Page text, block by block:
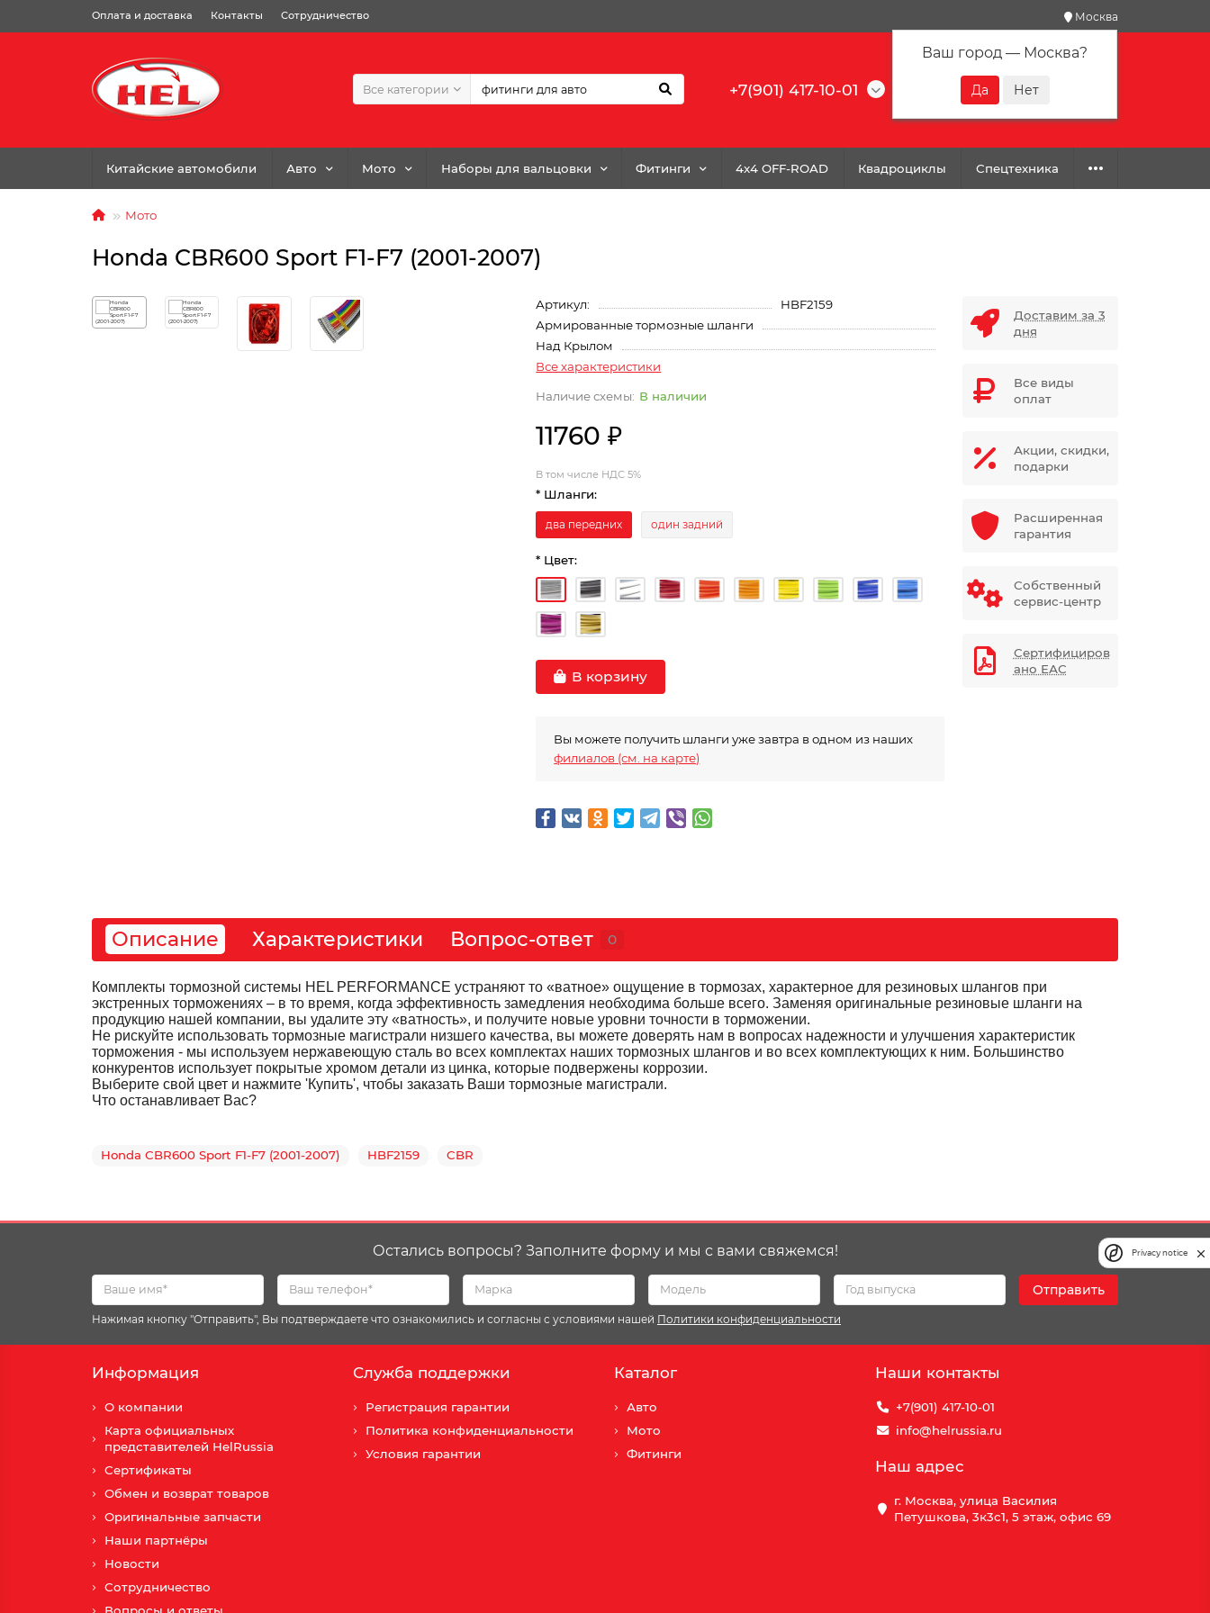
Оплата и доставка Контакты Сотрудничество Москва
Ваш город — Москва?
Все категории +7(901) 417-10-01
Китайские автомобили Авто Мото Наборы для вальцовки Фитинги 4x4 OFF-ROAD Квадроциклы Спецтехника
Мото
Honda CBR600 Sport F1-F7 (2001-2007)
Артикул:
HBF2159
Армированные тормозные шланги
Над Крылом
Все характеристики
В наличии
11760 ₽
В том числе НДС 5%
* Шланги:
два передних один задний
* Цвет:
В корзину
Вы можете получить шланги уже завтра в одном из наших
филиалов (см. на карте)
Доставим за 3
дня
Все виды
оплат
Акции, скидки,
подарки
Расширенная
гарантия
Собственный
сервис-центр
Сертифициров
ано ЕАС
Описание Характеристики Вопрос-ответ 0
Комплекты тормозной системы HEL PERFORMANCE устраняют то «ватное» ощущение в тормозах, характерное для резиновых шлангов при
экстренных торможениях – в то время, когда эффективность замедления необходима больше всего. Заменяя оригинальные резиновые шланги на
продукцию нашей компании, вы удалите эту «ватность», и получите новые уровни точности в торможении.
Не рискуйте использовать тормозные магистрали низшего качества, вы можете доверять нам в вопросах надежности и улучшения характеристик
торможения - мы используем нержавеющую сталь во всех комплектах наших тормозных шлангов и во всех комплектующих к ним. Большинство
конкурентов использует покрытые хромом детали из цинка, которые подвержены коррозии.
Выберите свой цвет и нажмите 'Купить', чтобы заказать Ваши тормозные магистрали.
Что останавливает Вас?
Honda CBR600 Sport F1-F7 (2001-2007) HBF2159 CBR
Остались вопросы? Заполните форму и мы с вами свяжемся!
Отправить
Нажимая кнопку "Отправить", Вы подтверждаете что ознакомились и согласны с условиями нашей Политики конфиденциальности
Информация
О компании
Карта официальных
представителей HelRussia
Сертификаты
Обмен и возврат товаров
Оригинальные запчасти
Наши партнёры
Новости
Сотрудничество
Служба поддержки
Регистрация гарантии
Политика конфиденциальности
Условия гарантии
Каталог
Авто
Мото
Фитинги
Наши контакты
+7(901) 417-10-01
info@helrussia.ru
Наш адрес
г. Москва, улица Василия
Петушкова, 3к3c1, 5 этаж, офис 69
Privacy notice